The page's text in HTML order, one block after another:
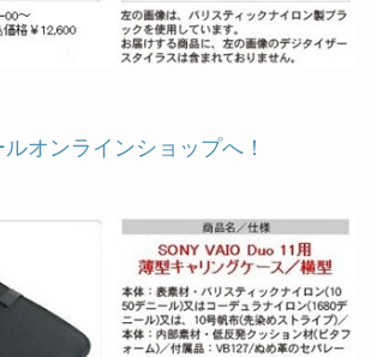
オンラインショップへ！